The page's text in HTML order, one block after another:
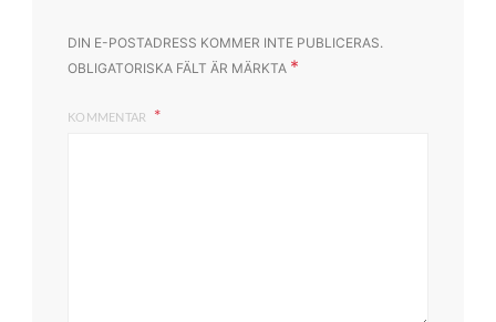
DIN E-POSTADRESS KOMMER INTE PUBLICERAS.
OBLIGATORISKA FÄLT ÄR MÄRKTA *
KOMMENTAR